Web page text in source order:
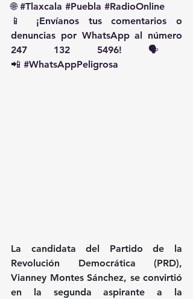
🌐 #Tlaxcala #Puebla #RadioOnline
📱 ¡Envíanos tus comentarios o
denuncias por WhatsApp al número
247 132 5496! 🗣️
📲 #WhatsAppPeligrosa
La candidata del Partido de la
Revolución Democrática (PRD),
Vianney Montes Sánchez, se convirtió
en la segunda aspirante a la